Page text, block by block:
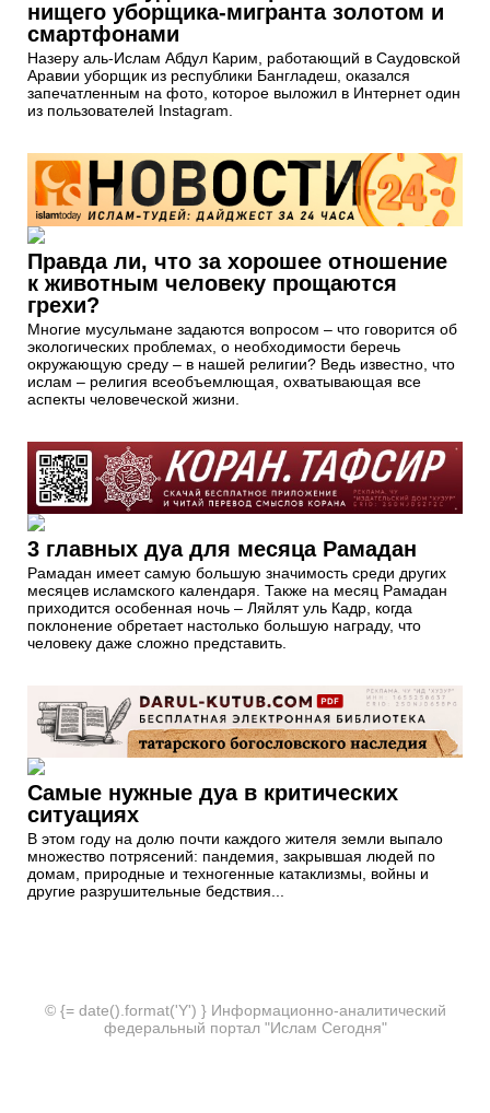
нищего уборщика-мигранта золотом и
смартфонами
Назеру аль-Ислам Абдул Карим, работающий в Саудовской
Аравии уборщик из республики Бангладеш, оказался
запечатленным на фото, которое выложил в Интернет один
из пользователей Instagram.
Правда ли, что за хорошее отношение
к животным человеку прощаются
грехи?
Многие мусульмане задаются вопросом – что говорится об
экологических проблемах, о необходимости беречь
окружающую среду – в нашей религии? Ведь известно, что
ислам – религия всеобъемлющая, охватывающая все
аспекты человеческой жизни.
3 главных дуа для месяца Рамадан
Рамадан имеет самую большую значимость среди других
месяцев исламского календаря. Также на месяц Рамадан
приходится особенная ночь – Ляйлят уль Кадр, когда
поклонение обретает настолько большую награду, что
человеку даже сложно представить.
Самые нужные дуа в критических
ситуациях
В этом году на долю почти каждого жителя земли выпало
множество потрясений: пандемия, закрывшая людей по
домам, природные и техногенные катаклизмы, войны и
другие разрушительные бедствия...
© {= date().format('Y') } Информационно-аналитический
федеральный портал "Ислам Сегодня"